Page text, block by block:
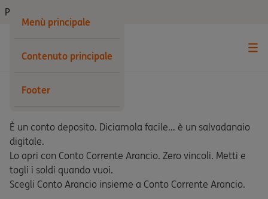
Menù principale
Contenuto principale
Footer
Privati
È un conto deposito. Diciamola facile… è un salvadanaio
digitale.
Lo apri con Conto Corrente Arancio. Zero vincoli. Metti e
togli i soldi quando vuoi.
Scegli Conto Arancio insieme a Conto Corrente Arancio.